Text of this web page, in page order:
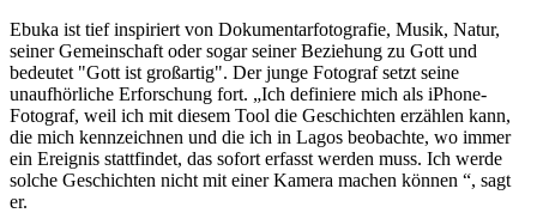
Ebuka ist tief inspiriert von Dokumentarfotografie, Musik, Natur,
seiner Gemeinschaft oder sogar seiner Beziehung zu Gott und
bedeutet "Gott ist großartig". Der junge Fotograf setzt seine
unaufhörliche Erforschung fort. „Ich definiere mich als iPhone-
Fotograf, weil ich mit diesem Tool die Geschichten erzählen kann,
die mich kennzeichnen und die ich in Lagos beobachte, wo immer
ein Ereignis stattfindet, das sofort erfasst werden muss. Ich werde
solche Geschichten nicht mit einer Kamera machen können “, sagt
er.